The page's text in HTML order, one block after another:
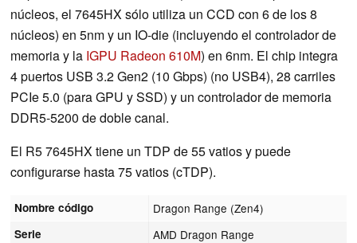
núcleos, el 7645HX sólo utiliza un CCD con 6 de los 8
núcleos) en 5nm y un IO-die (incluyendo el controlador de
memoria y la IGPU Radeon 610M) en 6nm. El chip integra
4 puertos USB 3.2 Gen2 (10 Gbps) (no USB4), 28 carriles
PCIe 5.0 (para GPU y SSD) y un controlador de memoria
DDR5-5200 de doble canal.
El R5 7645HX tiene un TDP de 55 vatios y puede
configurarse hasta 75 vatios (cTDP).
Nombre código Dragon Range (Zen4)
Serie AMD Dragon Range